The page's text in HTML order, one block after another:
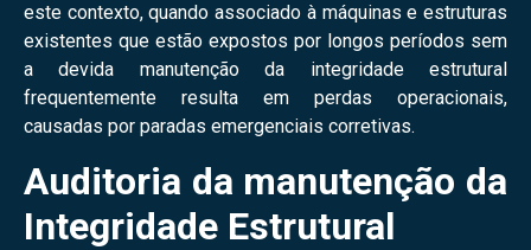
este contexto, quando associado à máquinas e estruturas
existentes que estão expostos por longos períodos sem
a devida manutenção da integridade estrutural
frequentemente resulta em perdas operacionais,
causadas por paradas emergenciais corretivas.
Auditoria da manutenção da
Integridade Estrutural